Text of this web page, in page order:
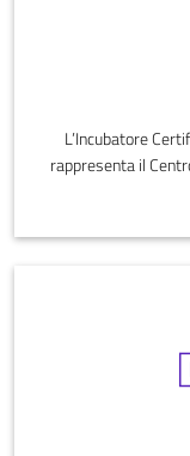
L’Incubatore
rappresenta il